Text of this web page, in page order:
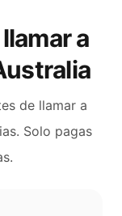
a
de llamar a
Solo pagas